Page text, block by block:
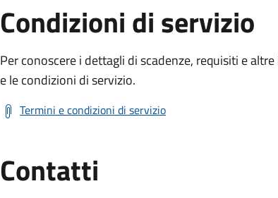
Condizioni di servizio
Per conoscere i dettagli di scadenze, requisiti e
e le condizioni di servizio.
Termini e condizioni di servizio
Contatti